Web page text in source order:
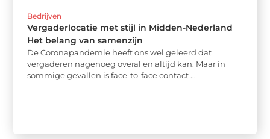
Bedrijven
Vergaderlocatie met stijl in Midden-Nederland
Het belang van samenzijn
De Coronapandemie heeft ons wel geleerd dat
vergaderen nagenoeg overal en altijd kan. Maar in
sommige gevallen is face-to-face contact ...